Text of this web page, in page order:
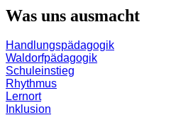
Was uns ausmacht
Handlungspädagogik
Waldorfpädagogik
Schuleinstieg
Rhythmus
Lernort
Inklusion